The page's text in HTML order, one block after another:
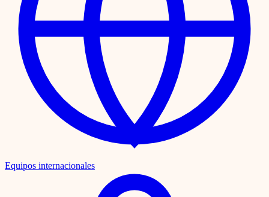
Equipos internacionales